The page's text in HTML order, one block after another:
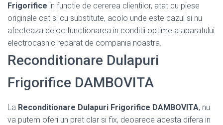
Frigorifice in functie de cererea clientilor, atat cu piese
originale cat si cu substitute, acolo unde este cazul si nu
afecteaza deloc functionarea in conditii optime a aparatului
electrocasnic reparat de compania noastra.
Reconditionare Dulapuri
Frigorifice DAMBOVITA
La Reconditionare Dulapuri Frigorifice DAMBOVITA, nu
va putem oferi un pret clar si fix, deoarece acesta difera in